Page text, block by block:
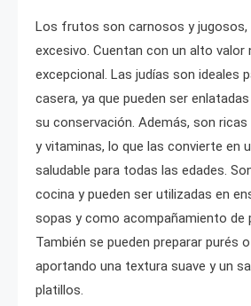
Los frutos son carnosos y jugosos,
excesivo. Cuentan con un alto
excepcional. Las judías son ideales
casera, ya que pueden ser
su conservación. Además, son
y vitaminas, lo que las convierte en
saludable para todas las edades.
cocina y pueden ser utilizadas en
sopas y como acompañamiento de
También se pueden preparar purés
aportando una textura suave y un
platillos.